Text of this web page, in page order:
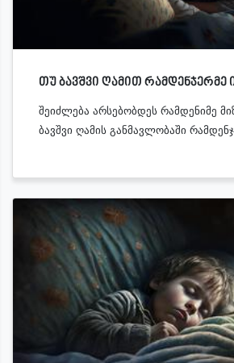
თუ ბავშვი ღამით რამდენჯერმე
შეიძლება არსებობდეს რამდენიმე
ბავშვი ღამის განმავლობაში